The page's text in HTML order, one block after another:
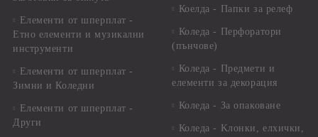
Елементи от шперплат -
Етно елементи и музикални
инструменти
Елементи от шперплат -
Зимни и Коледни
Елементи от шперплат -
Други
Коелда - Папки за релеф
Коледа - Перфоратори
(пънчове)
Коледа - Предмети и
елементи за декорация
Коледа - За опаковане
Коледа - Kлонки, елхички,